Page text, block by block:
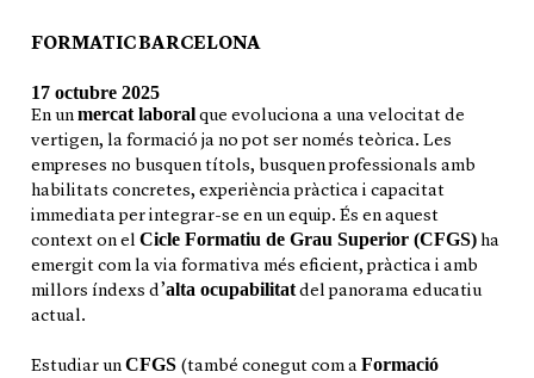
FORMATIC BARCELONA
17 octubre 2025
En un mercat laboral que evoluciona a una velocitat de
vertigen, la formació ja no pot ser només teòrica. Les
empreses no busquen títols, busquen professionals amb
habilitats concretes, experiència pràctica i capacitat
immediata per integrar-se en un equip. És en aquest
context on el Cicle Formatiu de Grau Superior (CFGS) ha
emergit com la via formativa més eficient, pràctica i amb
millors índexs d’alta ocupabilitatdel panorama educatiu
actual.
Estudiar un CFGS (també conegut com a Formació